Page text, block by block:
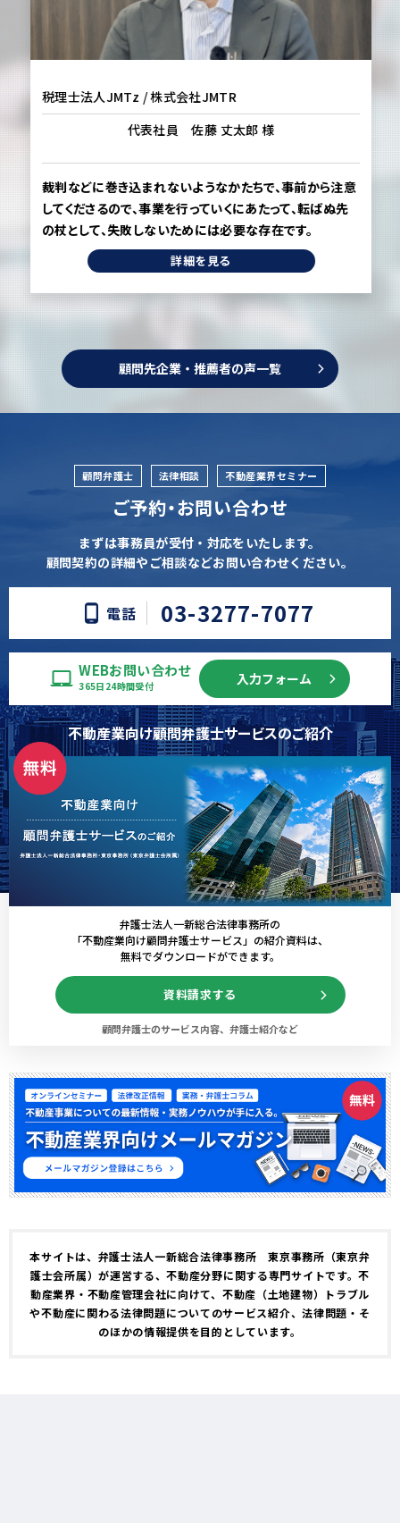
税理士法人JMTz / 株式会社JMTR
代表社員 佐藤 丈太郎 様
裁判などに巻き込まれないようなかたちで、事前から注意
してくださるので、事業を行っていくにあたって、転ばぬ先
の杖として、失敗しないためには必要な存在です。
詳細を見る
顧問先企業・推薦者の声一覧
顧問弁護士 法律相談 不動産業界セミナー
ご予約・お問い合わせ
まずは事務員が受付・対応をいたします。
顧問契約の詳細やご相談などお問い合わせください。
電話 03-3277-7077
WEBお問い合わせ
365日24時間受付 入力フォーム
不動産業向け顧問弁護士サービスのご紹介
弁護士法人一新総合法律事務所の
「不動産業向け顧問弁護士サービス」の紹介資料は、
無料でダウンロードができます。
資料請求する
顧問弁護士のサービス内容、弁護士紹介など
本サイトは、弁護士法人一新総合法律事務所 東京事務所（東京弁
護士会所属）が運営する、不動産分野に関する専門サイトです。不
動産業界・不動産管理会社に向けて、不動産（土地建物）トラブル
や不動産に関わる法律問題についてのサービス紹介、法律問題・そ
のほかの情報提供を目的としています。